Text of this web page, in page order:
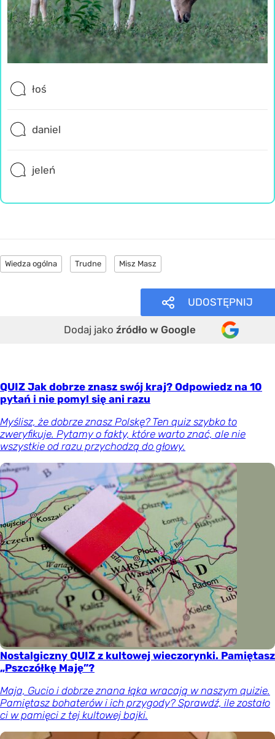
łoś
daniel
jeleń
Wiedza ogólna Trudne Misz Masz
UDOSTĘPNIJ
Dodaj jako źródło w Google
QUIZ Jak dobrze znasz swój kraj? Odpowiedz na 10
pytań i nie pomyl się ani razu
Myślisz, że dobrze znasz Polskę? Ten quiz szybko to
zweryfikuje. Pytamy o fakty, które warto znać, ale nie
wszystkie od razu przychodzą do głowy.
Nostalgiczny QUIZ z kultowej wieczorynki. Pamiętasz
„Pszczółkę Maję”?
Maja, Gucio i dobrze znana łąka wracają w naszym quizie.
Pamiętasz bohaterów i ich przygody? Sprawdź, ile zostało
ci w pamięci z tej kultowej bajki.